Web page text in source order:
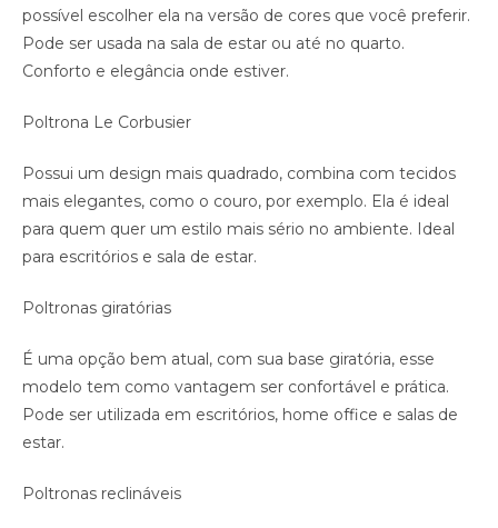
possível escolher ela na versão de cores que você preferir.
Pode ser usada na sala de estar ou até no quarto.
Conforto e elegância onde estiver.
Poltrona Le Corbusier
Possui um design mais quadrado, combina com tecidos
mais elegantes, como o couro, por exemplo. Ela é ideal
para quem quer um estilo mais sério no ambiente. Ideal
para escritórios e sala de estar.
Poltronas giratórias
É uma opção bem atual, com sua base giratória, esse
modelo tem como vantagem ser confortável e prática.
Pode ser utilizada em escritórios, home office e salas de
estar.
Poltronas reclináveis